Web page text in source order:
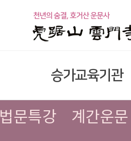
승가교육기관
법문특강
계간운문